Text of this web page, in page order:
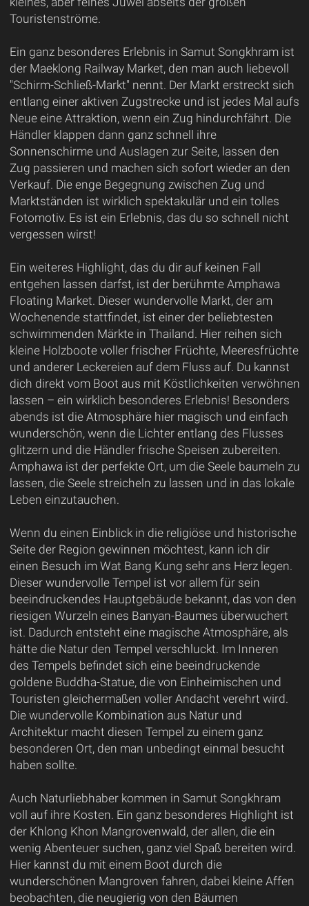
Touristenströme.
Ein ganz besonderes Erlebnis in Samut Songkhram ist
der Maeklong Railway Market, den man auch liebevoll
"Schirm-Schließ-Markt" nennt. Der Markt erstreckt sich
entlang einer aktiven Zugstrecke und ist jedes Mal aufs
Neue eine Attraktion, wenn ein Zug hindurchfährt. Die
Händler klappen dann ganz schnell ihre
Sonnenschirme und Auslagen zur Seite, lassen den
Zug passieren und machen sich sofort wieder an den
Verkauf. Die enge Begegnung zwischen Zug und
Marktständen ist wirklich spektakulär und ein tolles
Fotomotiv. Es ist ein Erlebnis, das du so schnell nicht
vergessen wirst!
Ein weiteres Highlight, das du dir auf keinen Fall
entgehen lassen darfst, ist der berühmte Amphawa
Floating Market. Dieser wundervolle Markt, der am
Wochenende stattfindet, ist einer der beliebtesten
schwimmenden Märkte in Thailand. Hier reihen sich
kleine Holzboote voller frischer Früchte, Meeresfrüchte
und anderer Leckereien auf dem Fluss auf. Du kannst
dich direkt vom Boot aus mit Köstlichkeiten verwöhnen
lassen – ein wirklich besonderes Erlebnis! Besonders
abends ist die Atmosphäre hier magisch und einfach
wunderschön, wenn die Lichter entlang des Flusses
glitzern und die Händler frische Speisen zubereiten.
Amphawa ist der perfekte Ort, um die Seele baumeln zu
lassen, die Seele streicheln zu lassen und in das lokale
Leben einzutauchen.
Wenn du einen Einblick in die religiöse und historische
Seite der Region gewinnen möchtest, kann ich dir
einen Besuch im Wat Bang Kung sehr ans Herz legen.
Dieser wundervolle Tempel ist vor allem für sein
beeindruckendes Hauptgebäude bekannt, das von den
riesigen Wurzeln eines Banyan-Baumes überwuchert
ist. Dadurch entsteht eine magische Atmosphäre, als
hätte die Natur den Tempel verschluckt. Im Inneren
des Tempels befindet sich eine beeindruckende
goldene Buddha-Statue, die von Einheimischen und
Touristen gleichermaßen voller Andacht verehrt wird.
Die wundervolle Kombination aus Natur und
Architektur macht diesen Tempel zu einem ganz
besonderen Ort, den man unbedingt einmal besucht
haben sollte.
Auch Naturliebhaber kommen in Samut Songkhram
voll auf ihre Kosten. Ein ganz besonderes Highlight ist
der Khlong Khon Mangrovenwald, der allen, die ein
wenig Abenteuer suchen, ganz viel Spaß bereiten wird.
Hier kannst du mit einem Boot durch die
wunderschönen Mangroven fahren, dabei kleine Affen
beobachten, die neugierig von den Bäumen